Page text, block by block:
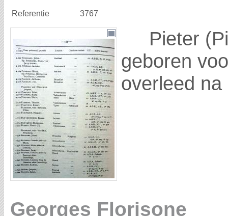
Referentie 3767
Pieter
geboren
overleed
Georges Florisone